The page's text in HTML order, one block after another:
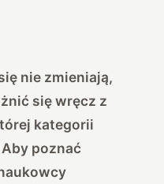
nie zmieniają,
się wręcz z
kategorii
poznać